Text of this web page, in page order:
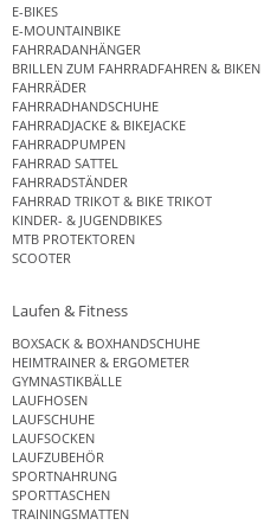
E-BIKES
E-MOUNTAINBIKE
FAHRRADANHÄNGER
BRILLEN ZUM FAHRRADFAHREN & BIKEN
FAHRRÄDER
FAHRRADHANDSCHUHE
FAHRRADJACKE & BIKEJACKE
FAHRRADPUMPEN
FAHRRAD SATTEL
FAHRRADSTÄNDER
FAHRRAD TRIKOT & BIKE TRIKOT
KINDER- & JUGENDBIKES
MTB PROTEKTOREN
SCOOTER
Laufen & Fitness
BOXSACK & BOXHANDSCHUHE
HEIMTRAINER & ERGOMETER
GYMNASTIKBÄLLE
LAUFHOSEN
LAUFSCHUHE
LAUFSOCKEN
LAUFZUBEHÖR
SPORTNAHRUNG
SPORTTASCHEN
TRAININGSMATTEN